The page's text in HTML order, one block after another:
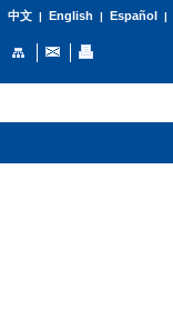
中文| English | Español |